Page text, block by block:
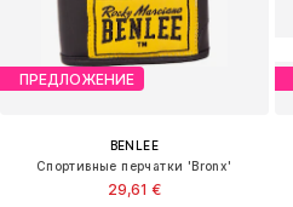
ПРЕДЛОЖЕНИЕ
BENLEE
Спортивные перчатки 'Bronx'
29,61 €